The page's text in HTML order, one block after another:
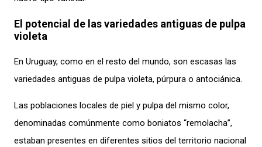
El potencial de las variedades antiguas de pulpa
violeta
En Uruguay, como en el resto del mundo, son escasas las
variedades antiguas de pulpa violeta, púrpura o antociánica.
Las poblaciones locales de piel y pulpa del mismo color,
denominadas comúnmente como boniatos “remolacha”,
estaban presentes en diferentes sitios del territorio nacional